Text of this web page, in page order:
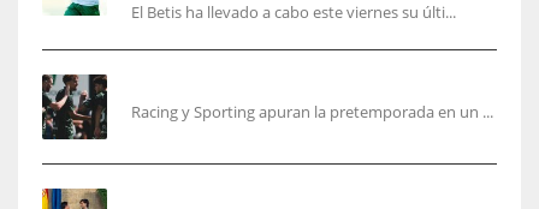
El Betis ha llevado a cabo este viernes su últi...
Racing y Sporting apuran la pretemporada en un ...